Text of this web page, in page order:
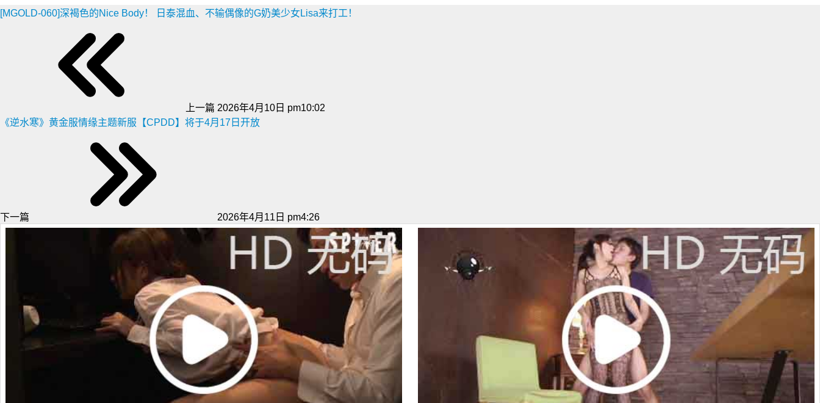
[MGOLD-060]深褐色的Nice Body！ 日泰混血、不输偶像的G奶美少女Lisa来打工！
上一篇 2026年4月10日 pm10:02
《逆水寒》黄金服情缘主题新服【CPDD】将于4月17日开放
下一篇 2026年4月11日 pm4:26